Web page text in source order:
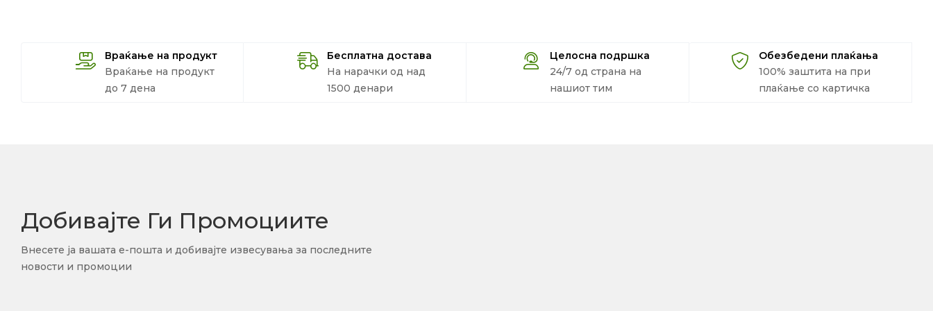
Враќање на продукт
Враќање на продукт
до 7 дена
Бесплатна достава
На нарачки од над
1500 денари
Целосна подршка
24/7 од страна на
нашиот тим
Обезбедени плаќања
100% заштита на при
плаќање со картичка
Добивајте Ги Промоциите
Внесете ја вашата е-пошта и добивајте извесувања за последните
новости и промоции